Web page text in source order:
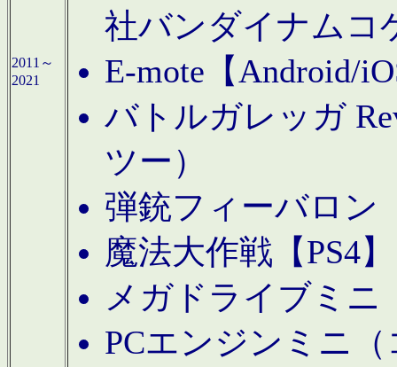
2011～
2021
社バンダイナムコ
E-mote【Android/
バトルガレッガ
ツー）
弾銃フィーバロン
魔法大作戦【PS4
メガドライブミニ
PCエンジンミニ